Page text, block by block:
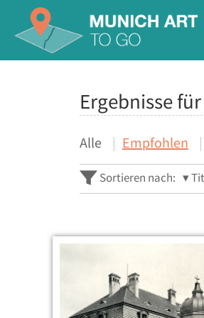
Ergebnisse
Alle Empfohlen
Sortieren nach: